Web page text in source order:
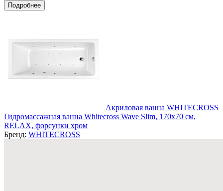
Подробнее
Акриловая ванна WHITECROSS
Гидромассажная ванна Whitecross Wave Slim, 170x70 см,
RELAX, форсунки хром
Бренд: WHITECROSS